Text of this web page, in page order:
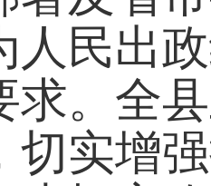
人民出
求。全
切实增